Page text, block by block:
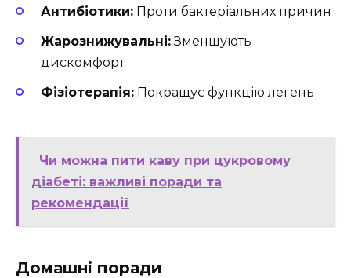
Антибіотики: Проти бактеріальних причин
Жарознижувальні:Зменшують
дискомфорт
Фізіотерапія: Покращує функцію легень
Чи можна пити каву при цукровому
діабеті: важливі поради та
рекомендації
Домашні поради